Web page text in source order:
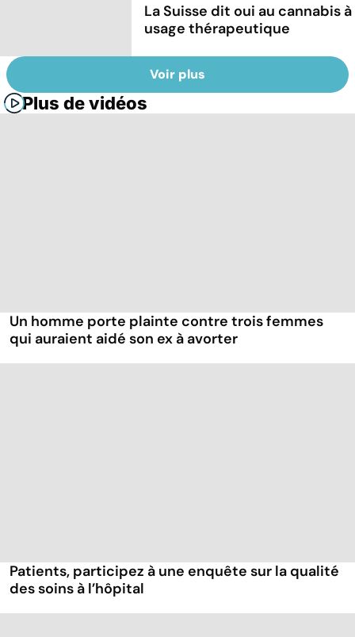
La Suisse dit oui au cannabis à
usage thérapeutique
Voir plus
Plus de vidéos
Un homme porte plainte contre trois femmes
qui auraient aidé son ex à avorter
Patients, participez à une enquête sur la qualité
des soins à l’hôpital